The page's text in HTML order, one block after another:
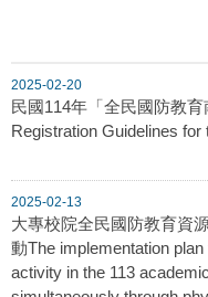
2025-02-20
民國114年「全民國防教
Registration Guidelines for
2025-02-13
大專校院全民國防教育資
動The implementation
activity in the 113